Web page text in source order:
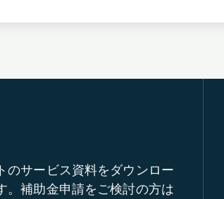
のサービス資料をダウンロー
。補助金申請をご検討の方は